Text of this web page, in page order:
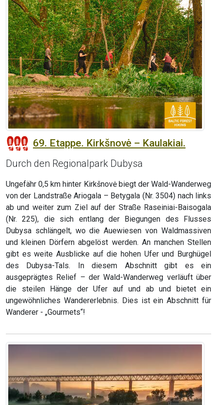
69. Etappe. Kirkšnovė – Kaulakiai.
Durch den Regionalpark Dubysa
Ungefähr 0,5 km hinter Kirkšnovė biegt der Wald-Wanderweg
von der Landstraße Ariogala – Betygala (Nr. 3504) nach links
ab und weiter zum Ziel auf der Straße Raseiniai-Baisogala
(Nr. 225), die sich entlang der Biegungen des Flusses
Dubysa schlängelt, wo die Auewiesen von Waldmassiven
und kleinen Dörfern abgelöst werden. An manchen Stellen
gibt es weite Ausblicke auf die hohen Ufer und Burghügel
des Dubysa-Tals. In diesem Abschnitt gibt es ein
ausgeprägtes Relief – der Wald-Wanderweg verläuft über
die steilen Hänge der Ufer auf und ab und bietet ein
ungewöhnliches Wandererlebnis. Dies ist ein Abschnitt für
Wanderer - „Gourmets“!